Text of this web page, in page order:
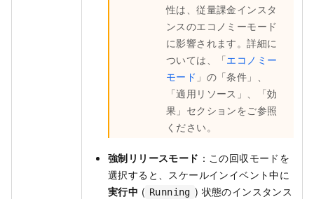
性は、従量課金インスタ
ンスのエコノミーモード
に影響されます。詳細に
ついては、「エコノミー
モード 」の「条件」、
「適用リソース」、「効
果」セクションをご参照
ください。
強制リリースモード ：この回収モードを
選択すると、スケールインイベント中に
実行中 ( Running ) 状態のインスタンス